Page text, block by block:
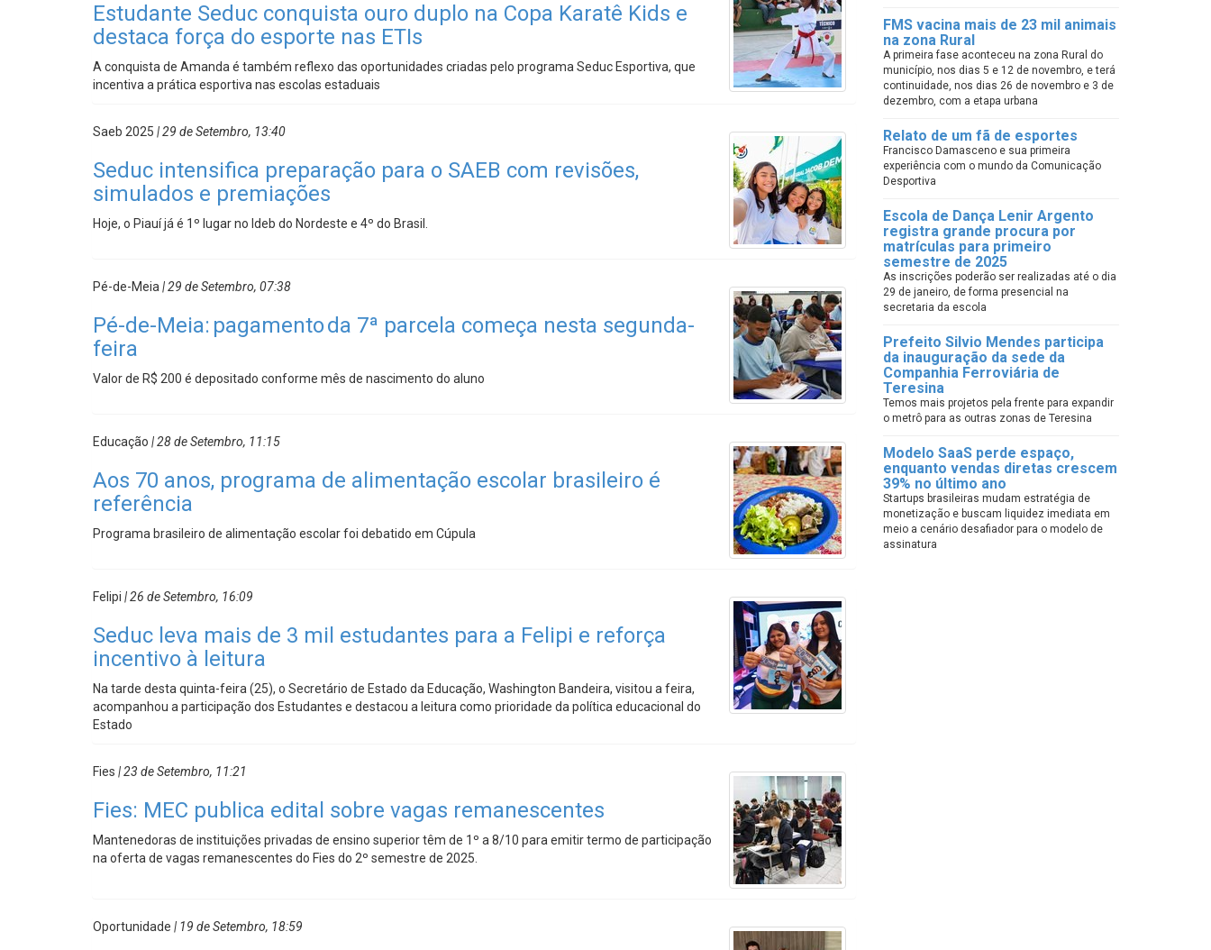
Estudante Seduc conquista ouro duplo na Copa Karatê Kids e
destaca força do esporte nas ETIs
A conquista de Amanda é também reflexo das oportunidades criadas pelo programa Seduc Esportiva, que
incentiva a prática esportiva nas escolas estaduais
Saeb 2025 | 29 de Setembro, 13:40
Seduc intensifica preparação para o SAEB com revisões,
simulados e premiações
Hoje, o Piauí já é 1º lugar no Ideb do Nordeste e 4º do Brasil.
Pé-de-Meia | 29 de Setembro, 07:38
Pé-de-Meia: pagamento da 7ª parcela começa nesta segunda-
feira
Valor de R$ 200 é depositado conforme mês de nascimento do aluno
Educação | 28 de Setembro, 11:15
Aos 70 anos, programa de alimentação escolar brasileiro é
referência
Programa brasileiro de alimentação escolar foi debatido em Cúpula
Felipi | 26 de Setembro, 16:09
Seduc leva mais de 3 mil estudantes para a Felipi e reforça
incentivo à leitura
Na tarde desta quinta-feira (25), o Secretário de Estado da Educação, Washington Bandeira, visitou a feira,
acompanhou a participação dos Estudantes e destacou a leitura como prioridade da política educacional do
Estado
Fies | 23 de Setembro, 11:21
Fies: MEC publica edital sobre vagas remanescentes
Mantenedoras de instituições privadas de ensino superior têm de 1º a 8/10 para emitir termo de participação
na oferta de vagas remanescentes do Fies do 2º semestre de 2025.
Oportunidade | 19 de Setembro, 18:59
FMS vacina mais de 23 mil animais
na zona Rural
A primeira fase aconteceu na zona Rural do
município, nos dias 5 e 12 de novembro, e terá
continuidade, nos dias 26 de novembro e 3 de
dezembro, com a etapa urbana
Relato de um fã de esportes
Francisco Damasceno e sua primeira
experiência com o mundo da Comunicação
Desportiva
Escola de Dança Lenir Argento
registra grande procura por
matrículas para primeiro
semestre de 2025
As inscrições poderão ser realizadas até o dia
29 de janeiro, de forma presencial na
secretaria da escola
Prefeito Silvio Mendes participa
da inauguração da sede da
Companhia Ferroviária de
Teresina
Temos mais projetos pela frente para expandir
o metrô para as outras zonas de Teresina
Modelo SaaS perde espaço,
enquanto vendas diretas crescem
39% no último ano
Startups brasileiras mudam estratégia de
monetização e buscam liquidez imediata em
meio a cenário desafiador para o modelo de
assinatura